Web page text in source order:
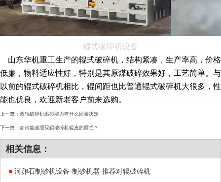
辊式破碎机设备
山东华机重工生产的辊式破碎机，结构紧凑，生产率高，价格
低廉，物料适应性好，特别是其原煤破碎效果好，工艺简单。与
以前的辊式破碎机相比，辊间距也比普通辊式破碎机大很多，性
能也优良，欢迎新老客户前来选购。
上一篇： 双辊破碎机出砂能力有什么因素决定
下一篇： 如何能减缓双辊破碎机辊皮的磨损？
相关信息：
河卵石制砂机设备-制砂机器-推荐对辊破碎机